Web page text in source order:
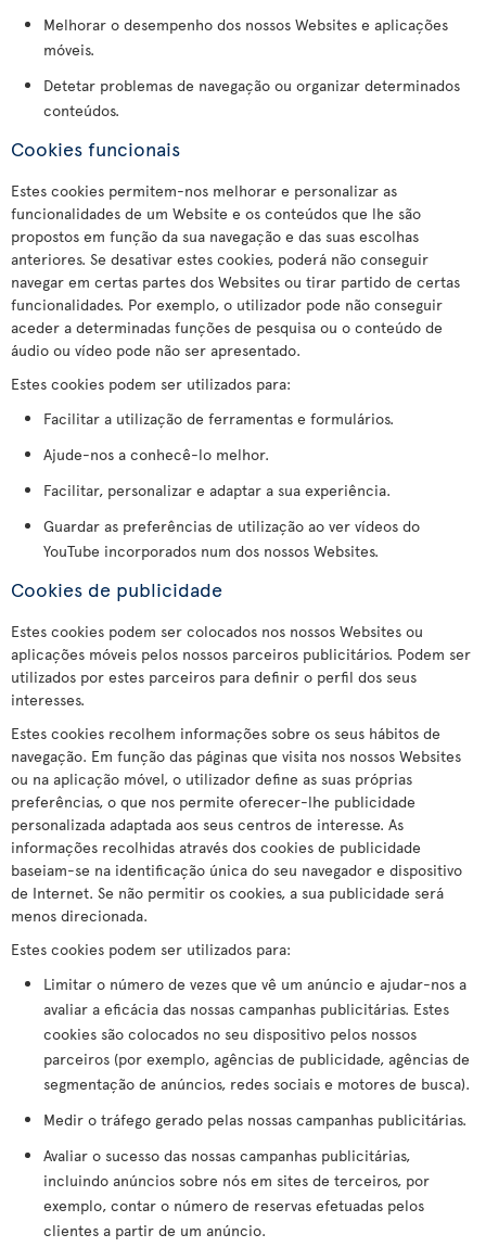
Melhorar o desempenho dos nossos Websites e aplicações
móveis.
Detetar problemas de navegação ou organizar determinados
conteúdos.
Cookies funcionais
Estes cookies permitem-nos melhorar e personalizar as
funcionalidades de um Website e os conteúdos que lhe são
propostos em função da sua navegação e das suas escolhas
anteriores. Se desativar estes cookies, poderá não conseguir
navegar em certas partes dos Websites ou tirar partido de certas
funcionalidades. Por exemplo, o utilizador pode não conseguir
aceder a determinadas funções de pesquisa ou o conteúdo de
áudio ou vídeo pode não ser apresentado.
Estes cookies podem ser utilizados para:
Facilitar a utilização de ferramentas e formulários.
Ajude-nos a conhecê-lo melhor.
Facilitar, personalizar e adaptar a sua experiência.
Guardar as preferências de utilização ao ver vídeos do
YouTube incorporados num dos nossos Websites.
Cookies de publicidade
Estes cookies podem ser colocados nos nossos Websites ou
aplicações móveis pelos nossos parceiros publicitários. Podem ser
utilizados por estes parceiros para definir o perfil dos seus
interesses.
Estes cookies recolhem informações sobre os seus hábitos de
navegação. Em função das páginas que visita nos nossos Websites
ou na aplicação móvel, o utilizador define as suas próprias
preferências, o que nos permite oferecer-lhe publicidade
personalizada adaptada aos seus centros de interesse. As
informações recolhidas através dos cookies de publicidade
baseiam-se na identificação única do seu navegador e dispositivo
de Internet. Se não permitir os cookies, a sua publicidade será
menos direcionada.
Estes cookies podem ser utilizados para:
Limitar o número de vezes que vê um anúncio e ajudar-nos a
avaliar a eficácia das nossas campanhas publicitárias. Estes
cookies são colocados no seu dispositivo pelos nossos
parceiros (por exemplo, agências de publicidade, agências de
segmentação de anúncios, redes sociais e motores de busca).
Medir o tráfego gerado pelas nossas campanhas publicitárias.
Avaliar o sucesso das nossas campanhas publicitárias,
incluindo anúncios sobre nós em sites de terceiros, por
exemplo, contar o número de reservas efetuadas pelos
clientes a partir de um anúncio.